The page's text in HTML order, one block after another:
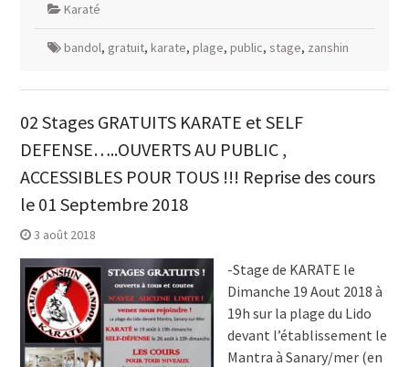
Karaté
bandol, gratuit, karate, plage, public, stage, zanshin
02 Stages GRATUITS KARATE et SELF
DEFENSE…..OUVERTS AU PUBLIC ,
ACCESSIBLES POUR TOUS !!! Reprise des cours
le 01 Septembre 2018
3 août 2018
-Stage de KARATE le
Dimanche 19 Aout 2018 à
19h sur la plage du Lido
devant l’établissement le
Mantra à Sanary/mer (en